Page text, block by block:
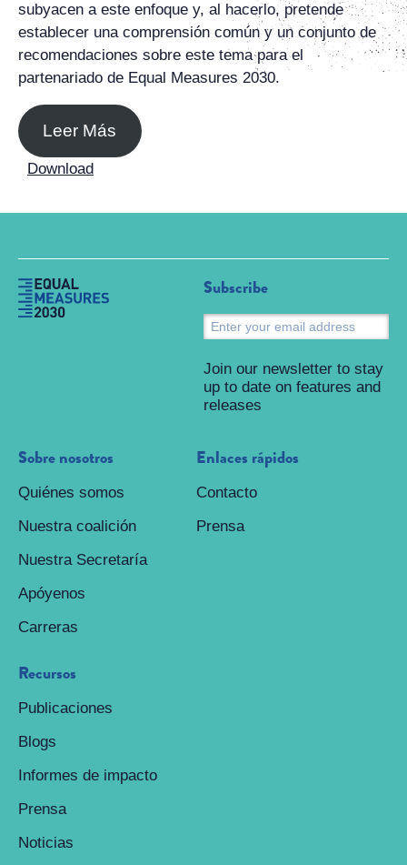
subyacen a este enfoque y, al hacerlo, pretende
establecer una comprensión común y un conjunto de
recomendaciones sobre este tema para el
partenariado de Equal Measures 2030.
Leer Más
Download
Sobre nosotros
Quiénes somos
Nuestra coalición
Nuestra Secretaría
Apóyenos
Carreras
Recursos
Publicaciones
Blogs
Informes de impacto
Prensa
Noticias
Enlaces rápidos
Contacto
Prensa
Subscribe
Join our newsletter to stay
up to date on features and
releases